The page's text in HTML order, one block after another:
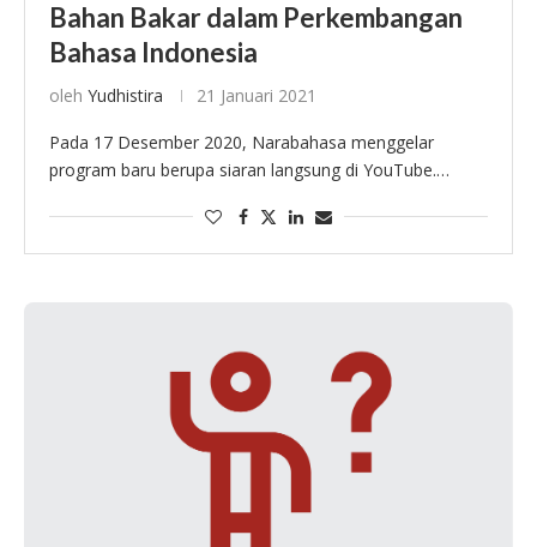
Bahan Bakar dalam Perkembangan
Bahasa Indonesia
oleh Yudhistira 21 Januari 2021
Pada 17 Desember 2020, Narabahasa menggelar
program baru berupa siaran langsung di YouTube.
diadakan untuk meningkatkan pengetahuan masyarakat
mengenai bahasa Indonesia. Pada episode perdana …